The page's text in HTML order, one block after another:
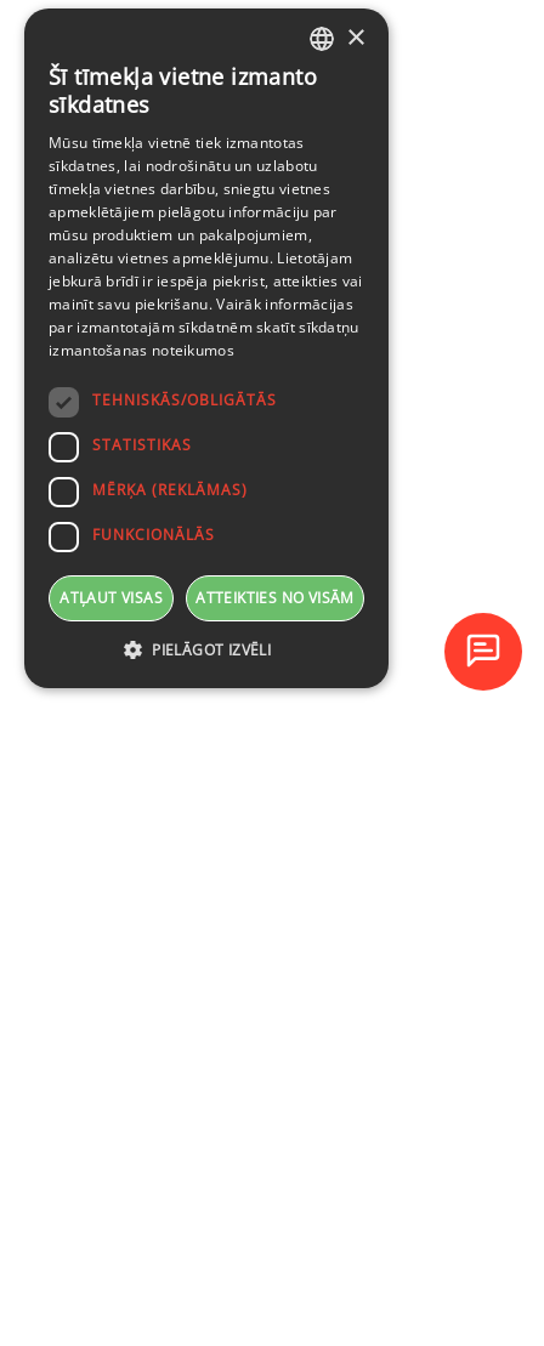
LATVIAN
×
Šī tīmekļa vietne izmanto
sīkdatnes
Mūsu tīmekļa vietnē tiek izmantotas
sīkdatnes, lai nodrošinātu un uzlabotu
tīmekļa vietnes darbību, sniegtu vietnes
apmeklētājiem pielāgotu informāciju par
mūsu produktiem un pakalpojumiem,
analizētu vietnes apmeklējumu. Lietotājam
jebkurā brīdī ir iespēja piekrist, atteikties vai
mainīt savu piekrišanu. Vairāk informācijas
par izmantotajām sīkdatnēm skatītsīkdatņu
izmantošanas noteikumos
TEHNISKĀS/OBLIGĀTĀS
STATISTIKAS
MĒRĶA (REKLĀMAS)
FUNKCIONĀLĀS
ATĻAUT VISAS ATTEIKTIES NO VISĀM
PIELĀGOT IZVĒLI